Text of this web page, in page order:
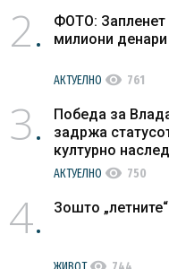
2
ФОТО: Запленет
милиони денари
АКТУЕЛНО visibility 761
3
Победа за
задржа
културно
АКТУЕЛНО visibility 750
4 Зошто